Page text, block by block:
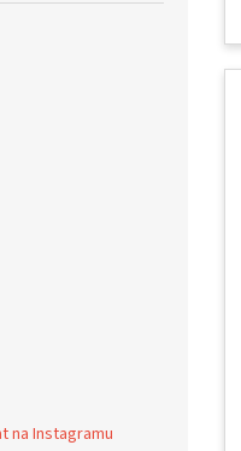
na Instagramu